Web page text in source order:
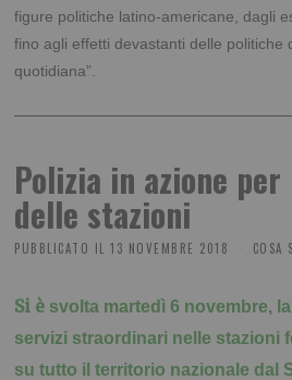
figure politiche latino-americane, dagli
fino agli effetti devastanti delle politiche
quotidiana”.
Polizia in azione
delle stazioni
PUBBLICATO IL 13 NOVEMBRE 2018 COSA
Si è svolta martedì 6 novembre,
servizi straordinari nelle stazioni
su tutto il territorio nazionale dal